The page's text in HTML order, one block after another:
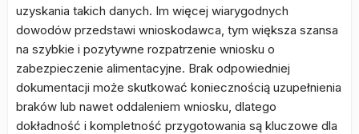
uzyskania takich danych. Im więcej wiarygodnych
dowodów przedstawi wnioskodawca, tym większa szansa
na szybkie i pozytywne rozpatrzenie wniosku o
zabezpieczenie alimentacyjne. Brak odpowiedniej
dokumentacji może skutkować koniecznością uzupełnienia
braków lub nawet oddaleniem wniosku, dlatego
dokładność i kompletność przygotowania są kluczowe dla